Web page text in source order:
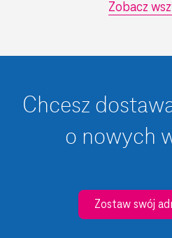
Zobacz
Chcesz
o nowych
Zostaw swój